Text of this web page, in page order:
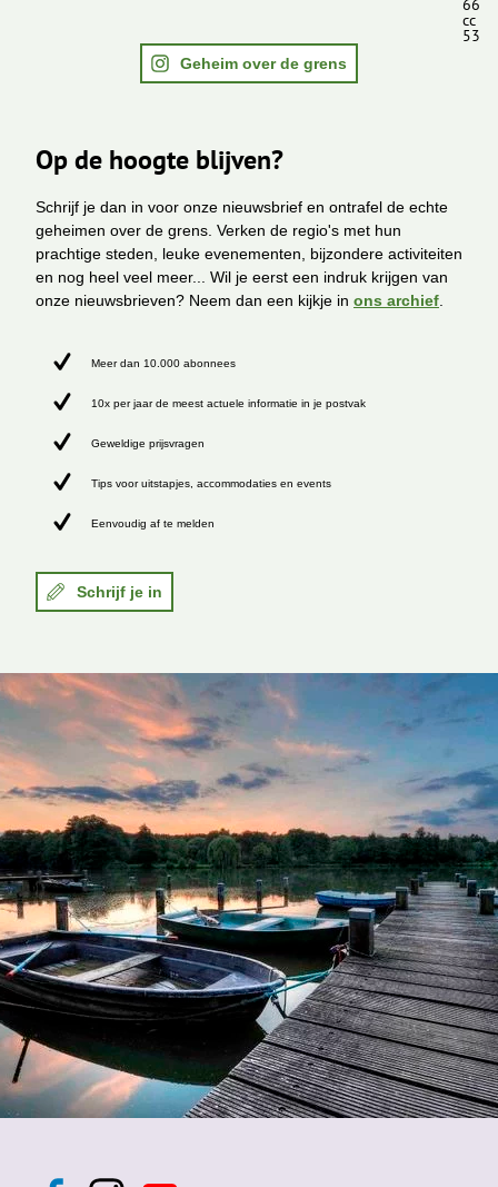
66
cc
53
Geheim over de grens
Op de hoogte blijven?
Schrijf je dan in voor onze nieuwsbrief en ontrafel de echte
geheimen over de grens. Verken de regio's met hun
prachtige steden, leuke evenementen, bijzondere activiteiten
en nog heel veel meer... Wil je eerst een indruk krijgen van
onze nieuwsbrieven? Neem dan een kijkje in ons archief.
Meer dan 10.000 abonnees
10x per jaar de meest actuele informatie in je postvak
Geweldige prijsvragen
Tips voor uitstapjes, accommodaties en events
Eenvoudig af te melden
Schrijf je in